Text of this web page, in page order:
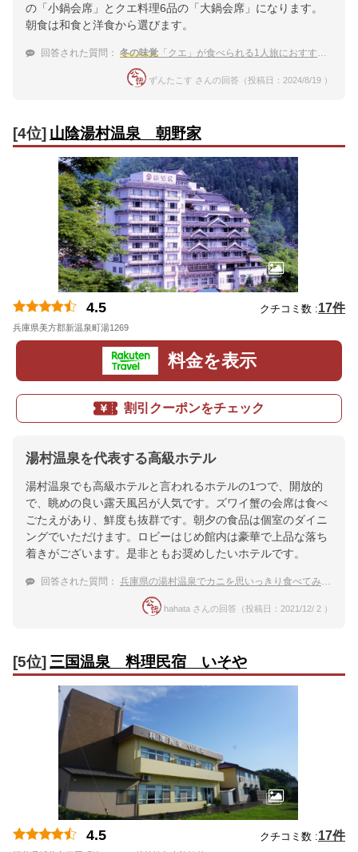
の「小鍋会席」とクエ料理6品の「大鍋会席」になります。
朝食は和食と洋食から選びます。
回答された質問： 冬の味覚 「クエ」が食べられる1人旅におすすめな南紀白浜温泉の宿は？
ずんたこす さんの回答（投稿日：2024/8/19 ）
[4位] 山陰湯村温泉 朝野家
4.5 クチコミ数 :17件
兵庫県美方郡新温泉町湯1269
料金を表示
割引クーポンをチェック
湯村温泉を代表する高級ホテル
湯村温泉でも高級ホテルと言われるホテルの1つで、開放的
で、眺めの良い露天風呂が人気です。ズワイ蟹の会席は食べ
ごたえがあり、鮮度も抜群です。朝夕の食品は個室のダイニ
ングでいただけます。ロビーはじめ館内は豪華で上品な落ち
着きがございます。是非ともお奨めしたいホテルです。
回答された質問： 兵庫県の湯村温泉でカニを思いっきり食べてみたい
hahata さんの回答（投稿日：2021/12/ 2 ）
[5位] 三国温泉 料理民宿 いそや
4.5 クチコミ数 :17件